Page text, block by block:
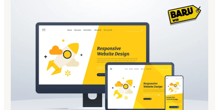
Pilihanmu